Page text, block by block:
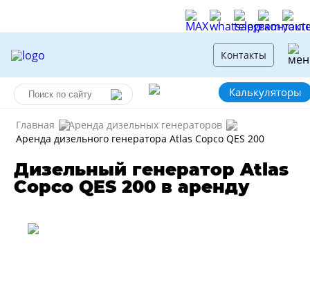
Контакты
Калькуляторы
Главная
Аренда дизельных генераторов
Аренда дизельного генератора Atlas Copco QES 200
Дизельный генератор Atlas
Copco QES 200 в аренду